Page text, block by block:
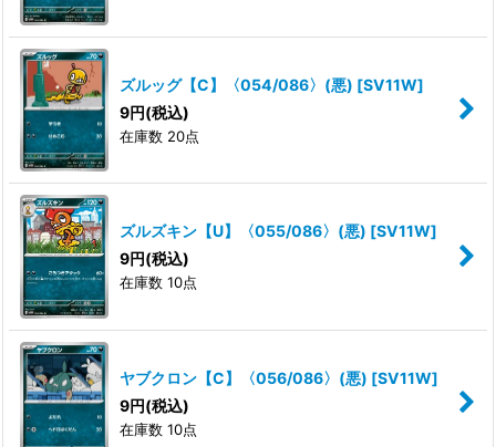
ズルッグ【C】〈054/086〉(悪) [SV11W]
9円(税込)
在庫数 20点
ズルズキン【U】〈055/086〉(悪) [SV11W]
9円(税込)
在庫数 10点
ヤブクロン【C】〈056/086〉(悪) [SV11W]
9円(税込)
在庫数 10点